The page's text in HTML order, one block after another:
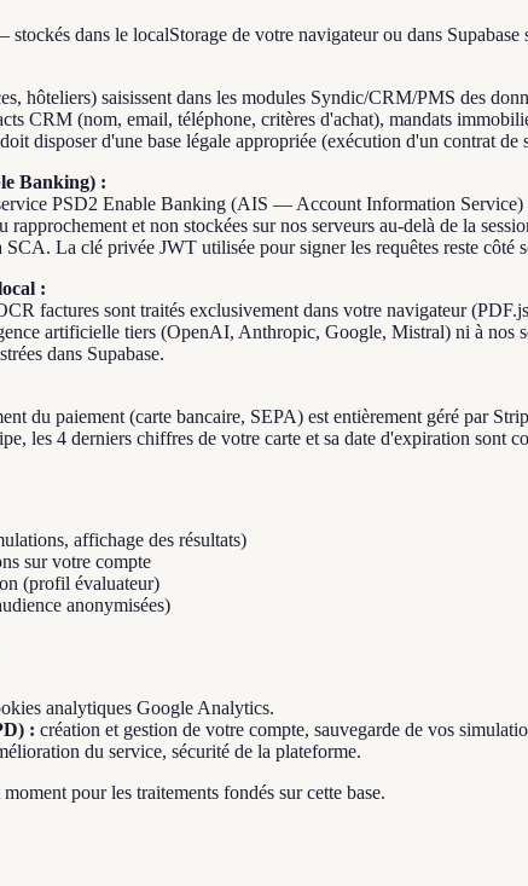
dans le localStorage de votre navigateur ou dans
hôteliers) saisissent dans les modules Syndic/CRM/PMS des
CRM (nom, email, téléphone, critères d'achat), mandats
disposer d'une base légale appropriée (exécution d'un contrat
Banking) :
PSD2 Enable Banking (AIS — Account Information Service)
rapprochement et non stockées sur nos serveurs au-delà de la
La clé privée JWT utilisée pour signer les requêtes reste côté
:
factures sont traités exclusivement dans votre navigateur
artificielle tiers (OpenAI, Anthropic, Google, Mistral) ni à
dans Supabase.
du paiement (carte bancaire, SEPA) est entièrement géré par
les 4 derniers chiffres de votre carte et sa date d'expiration sont
affichage des résultats)
sur votre compte
(profil évaluateur)
anonymisées)
analytiques Google Analytics.
: création et gestion de votre compte, sauvegarde de vos
du service, sécurité de la plateforme.
pour les traitements fondés sur cette base.